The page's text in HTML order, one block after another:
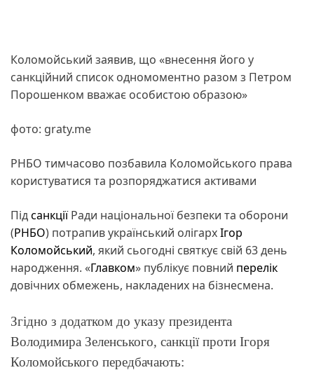
Коломойський заявив, що «внесення його у
санкційний список одномоментно разом з Петром
Порошенком вважає особистою образою»
фото: graty.me
РНБО тимчасово позбавила Коломойського права
користуватися та розпоряджатися активами
ПідсанкціїРади національної безпеки та оборони
(РНБО) потрапив український олігархІгор
Коломойський, який сьогодні святкує свій 63 день
народження. «Главком» публікує повний перелік
довічних обмежень, накладених на бізнесмена.
Згідно з додатком до указу президента
Володимира Зеленського, санкції проти Ігоря
Коломойського передбачають: